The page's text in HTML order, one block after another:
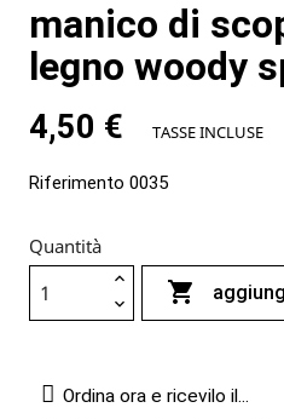
manico di
legno woody
4,50 € TASSE INCLUSE
Riferimento 0035
Quantità

Ordina ora e ricevilo il...